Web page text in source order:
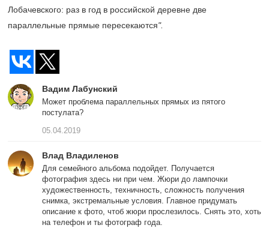
Лобачевского: раз в год в российской деревне две
параллельные прямые пересекаются".
Вадим Лабунский
Может проблема параллельных прямых из пятого
постулата?
05.04.2019
Влад Владиленов
Для семейного альбома подойдет. Получается
фотография здесь ни при чем. Жюри до лампочки
художественность, техничность, сложность получения
снимка, экстремальные условия. Главное придумать
описание к фото, чтоб жюри прослезилось. Снять это, хоть
на телефон и ты фотограф года.